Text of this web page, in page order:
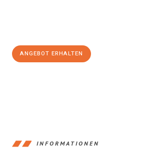
ANGEBOT ERHALTEN
INFORMATIONEN